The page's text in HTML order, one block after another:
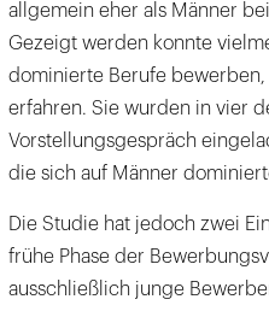
allgemein eher als Männer
Gezeigt werden konnte
dominierte Berufe bewerben,
erfahren. Sie wurden in vier
Vorstellungsgespräch
die sich auf Männer
Die Studie hat jedoch zwei
frühe Phase der
ausschließlich junge